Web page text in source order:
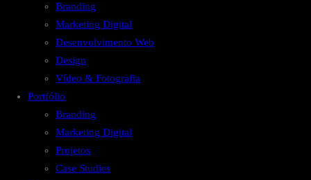
Branding
Marketing Digital
Desenvolvimento Web
Design
Vídeo & Fotografia
Portfólio
Branding
Marketing Digital
Projetos
Case Studies